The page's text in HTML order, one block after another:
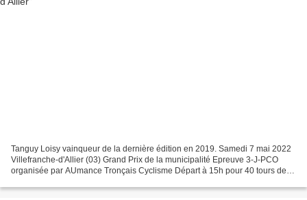
Tanguy Loisy vainqueur de la dernière édition en 2019. Samedi 7 mai 2022
Villefranche-d'Allier (03) Grand Prix de la municipalité Epreuve 3-J-PCO
organisée par AUmance Tronçais Cyclisme Départ à 15h pour 40 tours de